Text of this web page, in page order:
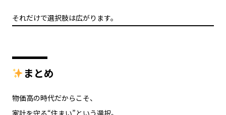
それだけで選択肢は広がります。
まとめ
物価高の時代だからこそ、
家計を守る“住まい”という選択。